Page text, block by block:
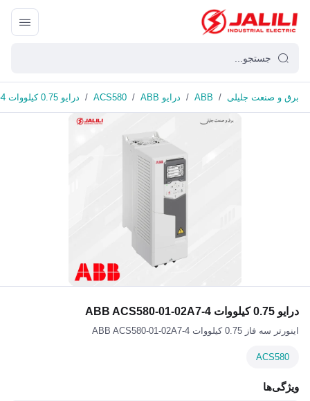
برق و صنعت جلیلی /
ABB
/ درایو ABB /
ACS580
/ درایو 0.75 کیلووات ABB ACS580-01-02A7-4
درایو 0.75 کیلووات ABB ACS580-01-02A7-4
اینورتر سه فاز 0.75 کیلووات ABB ACS580-01-02A7-4
ACS580
ویژگی‌ها